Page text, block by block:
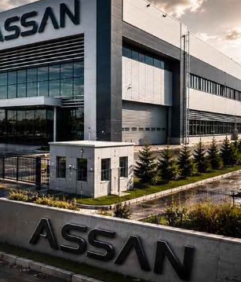
Bolu’da İnşaatta İş
Kazası: 21 Yaşındaki İşçi
Yaralandı